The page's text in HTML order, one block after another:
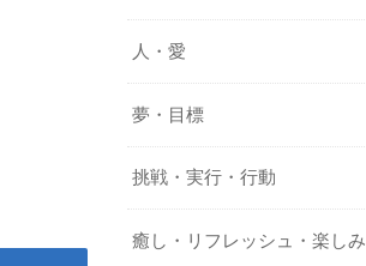
人・愛
夢・目標
挑戦・実行・行動
癒し・リフレッシュ・楽しみ